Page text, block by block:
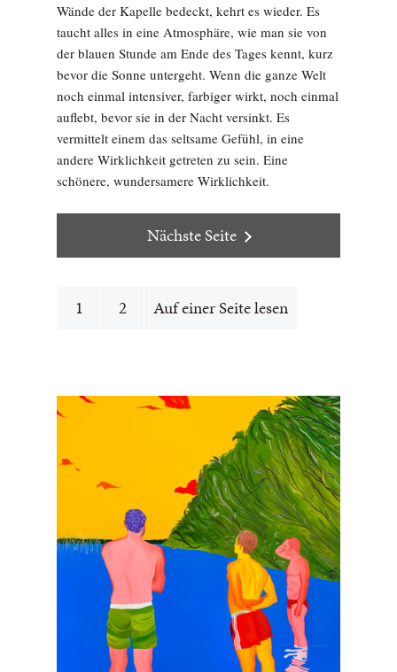
Wände der Kapelle bedeckt, kehrt es wieder. Es
taucht alles in eine Atmosphäre, wie man sie von
der blauen Stunde am Ende des Tages kennt, kurz
bevor die Sonne untergeht. Wenn die ganze Welt
noch einmal intensiver, farbiger wirkt, noch einmal
auflebt, bevor sie in der Nacht versinkt. Es
vermittelt einem das seltsame Gefühl, in eine
andere Wirklichkeit getreten zu sein. Eine
schönere, wundersamere Wirklichkeit.
Nächste Seite
1 2 Auf einer Seite lesen